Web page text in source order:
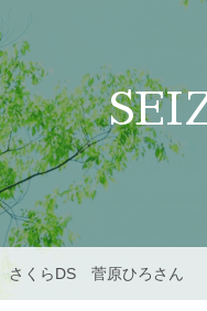
くらDS 菅原ひろさん